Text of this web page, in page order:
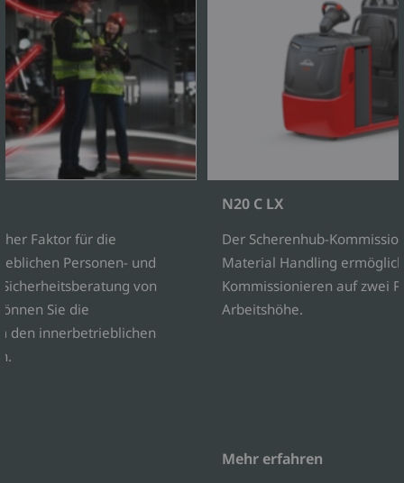
Faktor für die
Personen- und
von
Sie die
den innerbetrieblichen
N20 C LX
Der Scherenhub-
Material Handling
Kommissionieren auf zwei
Arbeitshöhe.
Mehr erfahren